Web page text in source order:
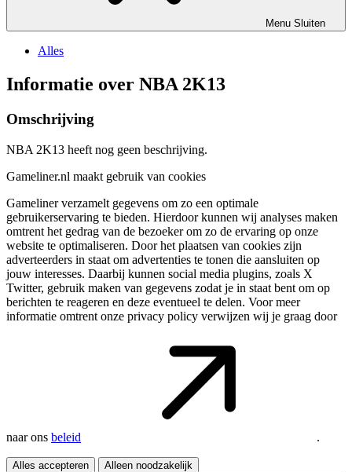
Menu Sluiten
Alles
Informatie over NBA 2K13
Omschrijving
NBA 2K13 heeft nog geen beschrijving.
Gameliner.nl maakt gebruik van cookies
Gameliner verzamelt gegevens om zo een optimale
gebruikerservaring te bieden. Hierdoor kunnen wij analyses maken
omtrent het gedrag van de bezoeker om zo de ervaring op onze
website te optimaliseren. Door het plaatsen van cookies zijn
adverteerders in staat om advertenties te tonen die aansluiten op
jouw interesses. Daarbij kunnen social media plugins, zoals X
Twitter, gebruik maken van gegevens zodat je in staat bent om op
berichten te reageren en deze eventueel te delen. Voor meer
informatie omtrent onze privacy policy verwijzen wij je graag door
naar ons beleid .
Alles accepteren Alleen noodzakelijk